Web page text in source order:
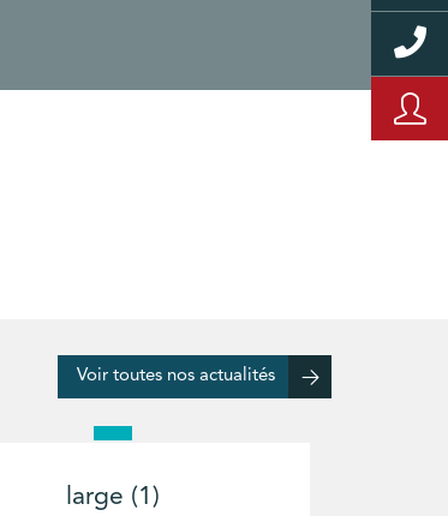
Voir toutes nos actualités
large (1)